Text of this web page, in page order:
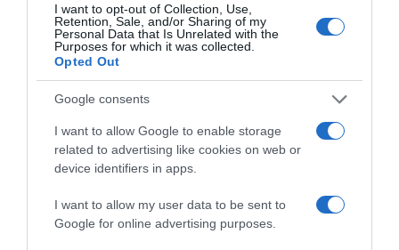
I want to opt-out of Collection, Use,
Retention, Sale, and/or Sharing of my
Personal Data that Is Unrelated with the
Purposes for which it was collected.
Opted Out
Google consents
I want to allow Google to enable storage
related to advertising like cookies on web or
device identifiers in apps.
I want to allow my user data to be sent to
Google for online advertising purposes.
Gombos Edina
Korábbi bejegyzések Következő bejegyzés